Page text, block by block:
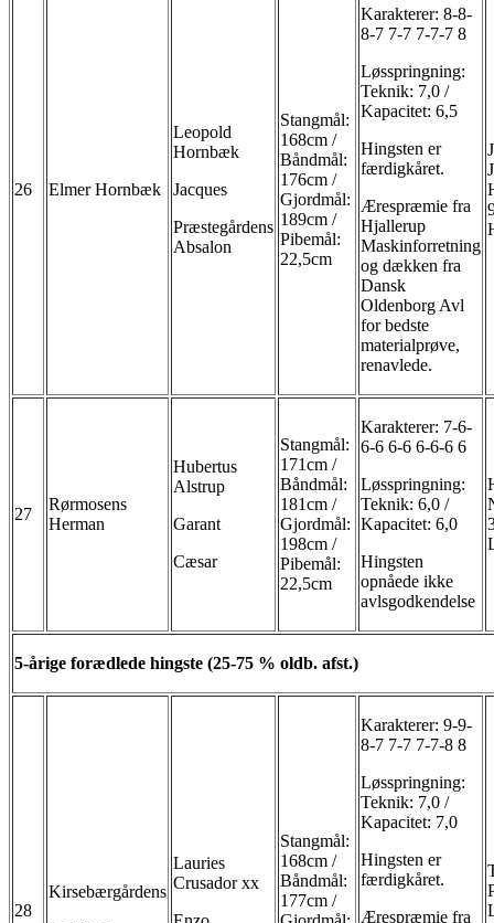
26 Elmer Hornbæk
Leopold
Hornbæk
Jacques
Præstegårdens
Absalon
Stangmål:
168cm /
Båndmål:
176cm /
Gjordmål:
189cm /
Pibemål:
22,5cm
Karakterer: 8-8-
8-7 7-7 7-7-7 8
Løsspringning:
Teknik: 7,0 /
Kapacitet: 6,5
Hingsten er
færdigkåret.
Ærespræmie fra
Hjallerup
Maskinforretning
og dækken fra
Dansk
Oldenborg Avl
for bedste
materialprøve,
renavlede.
27
Rørmosens
Herman
Hubertus
Alstrup
Garant
Cæsar
Stangmål:
171cm /
Båndmål:
181cm /
Gjordmål:
198cm /
Pibemål:
22,5cm
Karakterer: 7-6-
6-6 6-6 6-6-6 6
Løsspringning:
Teknik: 6,0 /
Kapacitet: 6,0
Hingsten
opnåede ikke
avlsgodkendelse
5-årige forædlede hingste (25-75 % oldb. afst.)
28
Kirsebærgårdens
Lauries
Crusador xx
Stangmål:
168cm /
Båndmål:
177cm /
Karakterer: 9-9-
8-7 7-7 7-7-8 8
Løsspringning:
Teknik: 7,0 /
Kapacitet: 7,0
Hingsten er
færdigkåret.
Ærespræmie fra